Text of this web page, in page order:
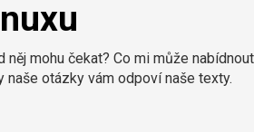
něj mohu čekat? Co mi může
naše otázky vám odpoví naše texty.